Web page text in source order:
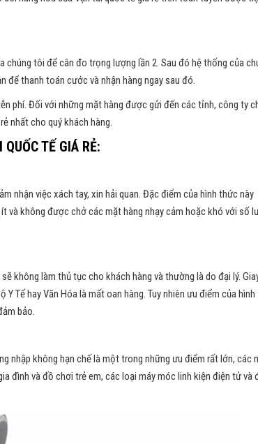
chúng tôi để cân đo trọng lượng lần 2. Sau đó hệ thống của
để thanh toán cước và nhận hàng ngay sau đó.
phí. Đối với những mặt hàng được gửi đến các tỉnh, công ty
nhất cho quý khách hàng.
TẾ GIÁ RẺ:
nhận việc xách tay, xin hải quan. Đặc điểm của hình thức này
và không được chở các mặt hàng nhạy cảm hoặc khó với số
không làm thủ tục cho khách hàng và thường là do đại lý.
Tế hay Văn Hóa là mất oan hàng. Tuy nhiên ưu điểm của
bảo.
nhập không hạn chế là một trong những ưu điểm rất lớn, các
đình và đồ chơi trẻ em, các loại máy móc linh kiện điện tử và